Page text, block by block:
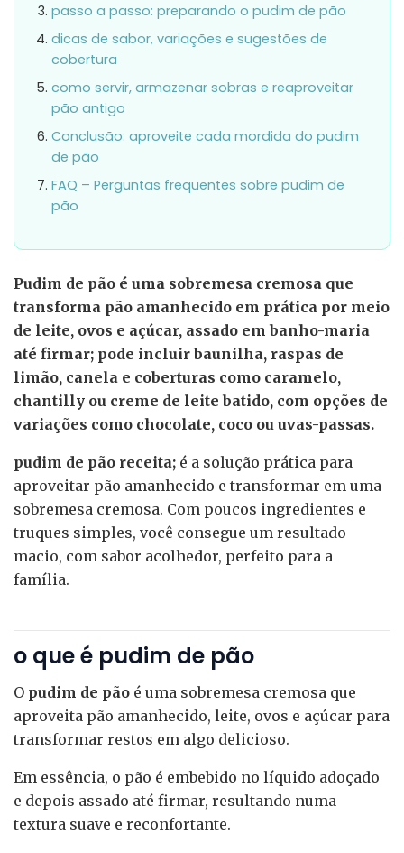
passo a passo: preparando o pudim de pão
dicas de sabor, variações e sugestões de
cobertura
como servir, armazenar sobras e reaproveitar
pão antigo
Conclusão: aproveite cada mordida do pudim
de pão
FAQ – Perguntas frequentes sobre pudim de
pão
Pudim de pão é uma sobremesa cremosa que
transforma pão amanhecido em prática por meio
de leite, ovos e açúcar, assado em banho-maria
até firmar; pode incluir baunilha, raspas de
limão, canela e coberturas como caramelo,
chantilly ou creme de leite batido, com opções de
variações como chocolate, coco ou uvas-passas.
pudim de pão receita; é a solução prática para
aproveitar pão amanhecido e transformar em uma
sobremesa cremosa. Com poucos ingredientes e
truques simples, você consegue um resultado
macio, com sabor acolhedor, perfeito para a
família.
o que é pudim de pão
O pudim de pão é uma sobremesa cremosa que
aproveita pão amanhecido, leite, ovos e açúcar para
transformar restos em algo delicioso.
Em essência, o pão é embebido no líquido adoçado
e depois assado até firmar, resultando numa
textura suave e reconfortante.